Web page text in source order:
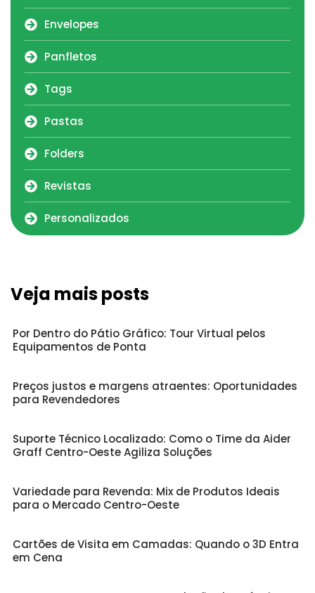
Envelopes
Panfletos
Tags
Pastas
Folders
Revistas
Personalizados
Veja mais posts
Por Dentro do Pátio Gráfico: Tour Virtual pelos
Equipamentos de Ponta
Preços justos e margens atraentes: Oportunidades
para Revendedores
Suporte Técnico Localizado: Como o Time da Aider
Graff Centro-Oeste Agiliza Soluções
Variedade para Revenda: Mix de Produtos Ideais
para o Mercado Centro-Oeste
Cartões de Visita em Camadas: Quando o 3D Entra
em Cena